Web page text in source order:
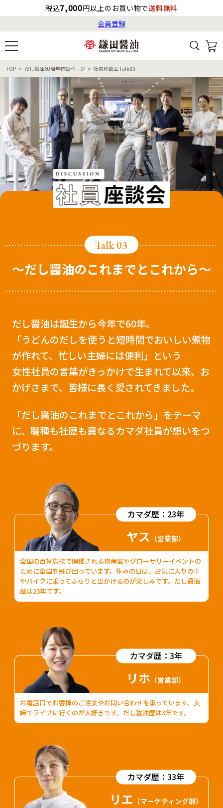
税込7,000円以上のお買い物で送料無料
会員登録
ログイン
会員登録
すべての商品一覧
商品カテゴリ
ギフト
自由な詰め合わせ
商品の選び方
レシピ
ご利用ガイド 安全・安心への取り組み
お問い合わせ カタログ請求
お電話でのお問い合わせ・ご注文
0120-46-0306
受付時間 / 8:00〜17:30（日・祝日除く）
すべてから検索
カタログ番号・記号検索
レシピ検索
TOP だし醤油60周年特設ページ 社員座談会 Talk03
Talk 03
〜だし醤油のこれまでとこれから〜
だし醤油は誕生から今年で60年。
「うどんのだしを使うと短時間でおいしい煮物
が作れて、忙しい主婦には便利」という
女性社員の言葉がきっかけで生まれて以来、お
かげさまで、皆様に長く愛されてきました。
「だし醤油のこれまでとこれから」をテーマ
に、職種も社歴も異なるカマダ社員が想いをつ
づります。
カマダ歴：23年
ヤス （営業部）
全国の百貨店様で開催される物産展やグローサリーイベントの
ために全国を飛び回っています。休みの日は、お気に入りの車
やバイクに乗ってふらりと出かけるのが楽しみです。だし醤油
歴は23年です。
カマダ歴：3年
リホ （営業部）
お電話口でお客様のご注文やお問い合わせを承っています。夫
婦でライブに行くのが大好きです。だし醤油歴は3年です。
カマダ歴：33年
リエ （マーケティング部）
最短お届け日（国内）の目安
8月8日 （土） 13:00
へのお届け予定日は
8月9日（日）です。